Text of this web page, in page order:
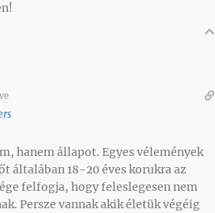
hanem állapot. Egyes vélemények
általában 18-20 éves korukra az
felfogja, hogy feleslegesen nem
Persze vannak akik életük végéig